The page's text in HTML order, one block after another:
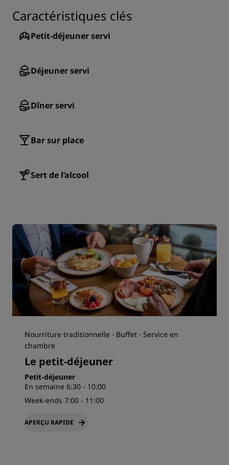
Caractéristiques clés
Petit-déjeuner servi
Déjeuner servi
Dîner servi
Bar sur place
Sert de l’alcool
Nourriture traditionnelle · Buffet · Service en
chambre
Le petit-déjeuner
Petit-déjeuner
En semaine 6:30 - 10:00
Week-ends 7:00 - 11:00
APERÇU RAPIDE